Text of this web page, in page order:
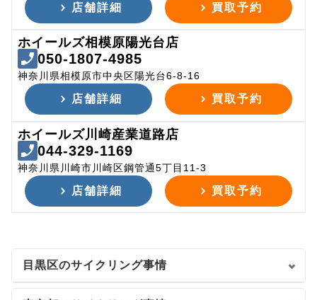
店舗詳細 買取予約
ホイールズ相模原陽光台店
050-1807-4985
神奈川県相模原市中央区陽光台6-8-16
店舗詳細 買取予約
ホイールズ川崎産業道路店
044-329-1169
神奈川県川崎市川崎区鋼管通5丁目11-3
店舗詳細 買取予約
目黒区のサイクリング事情